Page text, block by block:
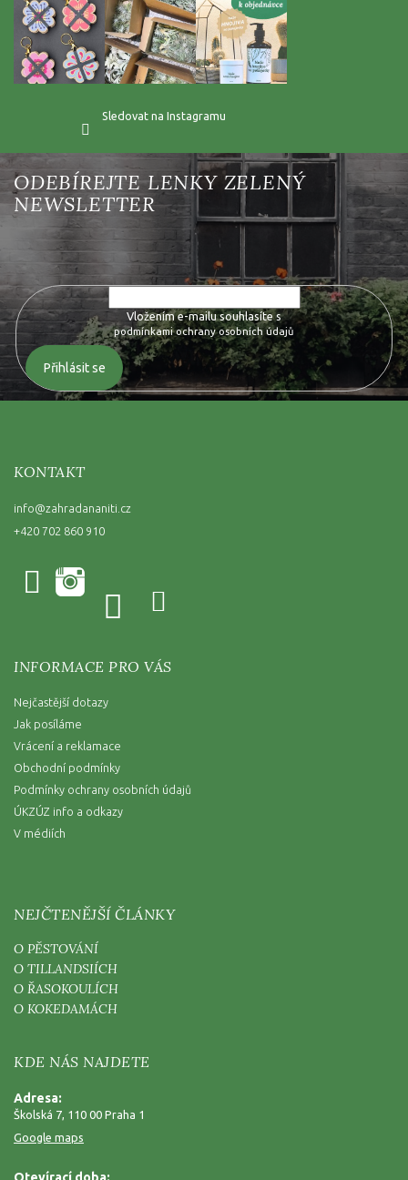
Sledovat na Instagramu
Vložte svůj e-mail a my vám budeme zasílat informace o nových
produktech na našem e-shopu.
Vložením e-mailu souhlasíte s
podmínkami ochrany osobních údajů
Přihlásit se
KONTAKT
info@zahradananiti.cz
+420 702 860 910
INFORMACE PRO VÁS
Nejčastější dotazy
Jak posíláme
Vrácení a reklamace
Obchodní podmínky
Podmínky ochrany osobních údajů
ÚKZÚZ info a odkazy
V médiích
NEJČTENĚJŠÍ ČLÁNKY
O PĚSTOVÁNÍ
O TILLANDSIÍCH
O ŘASOKOULÍCH
O KOKEDAMÁCH
KDE NÁS NAJDETE
Adresa:
Školská 7, 110 00 Praha 1
Google maps
Otevírací doba: